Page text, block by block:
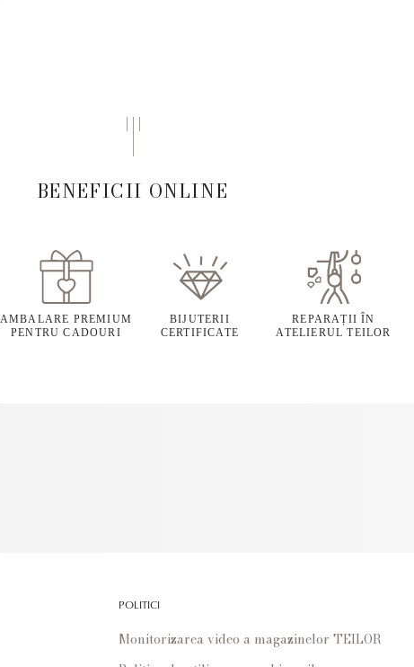
BENEFICII ONLINE
AMBALARE PREMIUM
PENTRU CADOURI
BIJUTERII
CERTIFICATE
REPARAȚII ÎN
ATELIERUL TEILOR
POLITICI
Monitorizarea video a magazinelor TEILOR